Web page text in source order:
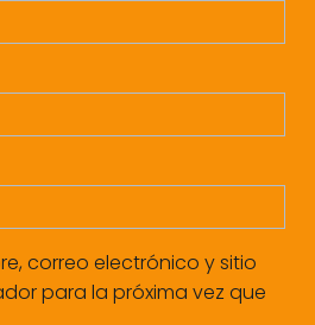
correo electrónico y sitio
para la próxima vez que